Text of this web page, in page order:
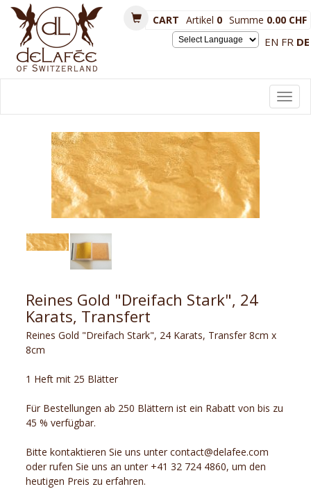
EN FR DE
CART Artikel 0 Summe 0.00 CHF
Reines Gold "Dreifach Stark", 24
Karats, Transfert
Reines Gold "Dreifach Stark", 24 Karats, Transfer 8cm x
8cm
1 Heft mit 25 Blätter
Für Bestellungen ab 250 Blättern ist ein Rabatt von bis zu
45 % verfügbar.
Bitte kontaktieren Sie uns unter contact@delafee.com
oder rufen Sie uns an unter +41 32 724 4860, um den
heutigen Preis zu erfahren.